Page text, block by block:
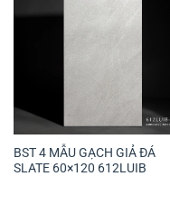
BST 4 MẪU GẠCH GIẢ ĐÁ
SLATE 60×120 612LUIB